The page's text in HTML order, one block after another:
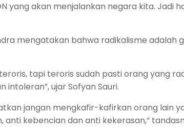
yang akan menjalankan negara kita. Jadi
mengatakan bahwa radikalisme adalah
tapi teroris sudah pasti orang yang
ujar Sofyan Sauri.
jangan mengkafir-kafirkan orang lain
kebencian dan anti kekerasan,”